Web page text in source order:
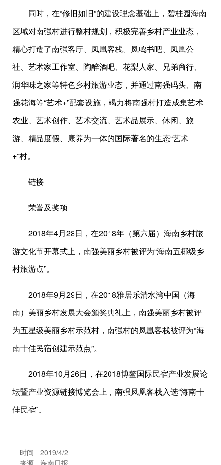
同时，在“修旧如旧”的建设理念基础上，碧桂园海南
区域对南强村进行整村规划，积极完善乡村产业业态，
精心打造了南强客厅、凤凰客栈、凤鸣书吧、凤凰公
社、艺术家工作室、陶醉酒吧、花梨人家、兄弟商行、
润华味之家等特色乡村旅游业态，并通过南强码头、南
强花海等“艺术+”配套设施，竭力将南强村打造成集艺术
农业、艺术创作、艺术交流、艺术品展示、休闲、旅
游、精品度假、康养为一体的国际著名的生态“艺术
+”村。
链接
荣誉及奖项
2018年4月28日，在2018年（第六届）海南乡村旅
游文化节开幕式上，南强美丽乡村被评为“海南五椰级乡
村旅游点”。
2018年9月29日，在2018雅居乐清水湾中国（海
南）美丽乡村发展大会颁奖典礼上，南强美丽乡村被评
为五星级美丽乡村示范村，南强村的凤凰客栈被评为“海
南十佳民宿创建示范点”。
2018年10月26日，在2018博鳌国际民宿产业发展论
坛暨产业资源链接博览会上，南强凤凰客栈入选“海南十
佳民宿”。
时间：2019/4/2
来源：海南日报